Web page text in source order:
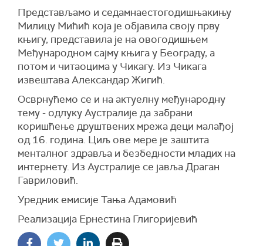
Представљамо и седамнаестогодишњакињу
Милицу Мићић која је објавила своју прву
књигу, представила је на овогодишњем
Међународном сајму књига у Београду, а
потом и читаоцима у Чикагу. Из Чикага
извештава Александар Жигић.
Осврнућемо се и на актуелну међународну
тему - одлуку Аустралије да забрани
коришћење друштвених мрежа деци малађој
од 16. година. Циљ ове мере је заштита
менталног здравља и безбедности младих на
интернету. Из Аустралије се јавља Драган
Гавриловић.
Уредник емисије Тања Адамовић
Реализација Ернестина Глигоријевић